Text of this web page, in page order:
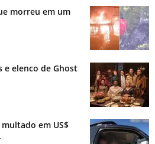
morreu em um
elenco de Ghost
em US$